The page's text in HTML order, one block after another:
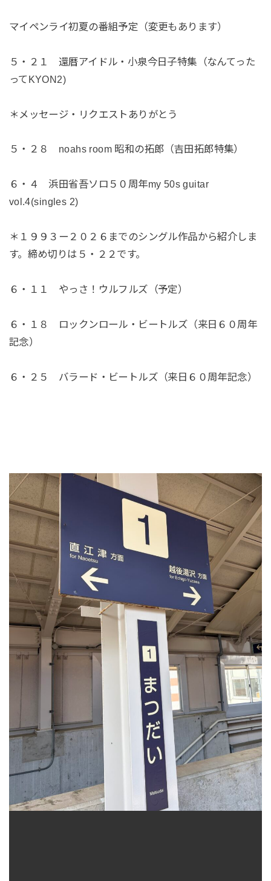
マイペンライ初夏の番組予定（変更もあります）
５・２１ 還暦アイドル・小泉今日子特集（なんてった
ってKYON2)
＊メッセージ・リクエストありがとう
５・２８ noahs room 昭和の拓郎（吉田拓郎特集）
６・４ 浜田省吾ソロ５０周年my 50s guitar
vol.4(singles 2)
＊１９９３ー２０２６までのシングル作品から紹介しま
す。締め切りは５・２２です。
６・１１ やっさ！ウルフルズ（予定）
６・１８ ロックンロール・ビートルズ（来日６０周年
記念）
６・２５ バラード・ビートルズ（来日６０周年記念）